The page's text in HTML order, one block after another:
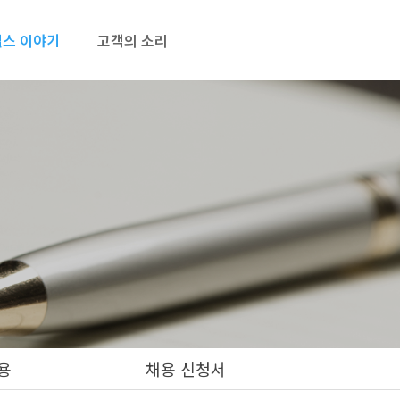
이야기 고객의 소리
채용 신청서